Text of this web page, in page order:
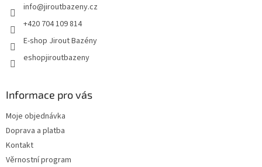
info@jiroutbazeny.cz
+420 704 109 814
E-shop Jirout Bazény
eshopjiroutbazeny
Informace pro vás
Moje objednávka
Doprava a platba
Kontakt
Věrnostní program